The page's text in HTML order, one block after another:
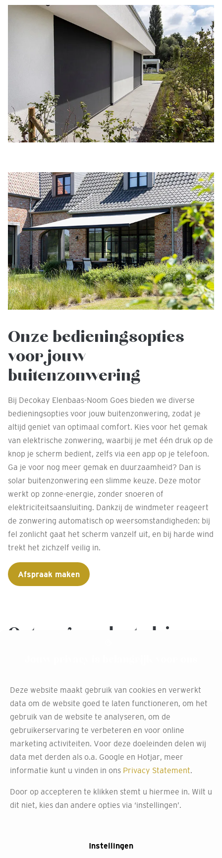
Onze bedieningsopties
voor jouw
buitenzonwering
Bij Decokay Elenbaas-Noom Goes bieden we diverse
bedieningsopties voor jouw buitenzonwering, zodat je
altijd geniet van optimaal comfort. Kies voor het gemak
van elektrische zonwering, waarbij je met één druk op de
knop je scherm bedient, zelfs via een app op je telefoon.
Ga je voor nog meer gemak en duurzaamheid? Dan is
solar buitenzonwering een slimme keuze. Deze motor
werkt op zonne-energie, zonder snoeren of
elektriciteitsaansluiting. Dankzij de windmeter reageert
de zonwering automatisch op weersomstandigheden: bij
fel zonlicht gaat het scherm vanzelf uit, en bij harde wind
trekt het zichzelf veilig in.
Afspraak maken
Ontvang productadvies
Decokay Goes
Weet je niet zeker welke zonwering het beste bij jouw
huis past? Kom langs voor persoonlijk advies. Bij Decokay
helpen onze experts je de beste buitenzonwering te
kiezen die past bij jouw huis en stijl.
Deze website maakt gebruik van cookies en verwerkt
data om de website goed te laten functioneren, om het
gebruik van de website te analyseren, om de
gebruikerservaring te verbeteren en voor online
marketing activiteiten. Voor deze doeleinden delen wij
data met derden als o.a. Google en Hotjar, meer
informatie kunt u vinden in ons Privacy Statement
Door op accepteren te klikken stemt u hiermee in. Wilt u
dit niet, kies dan andere opties via ‘instellingen’.
Instellingen